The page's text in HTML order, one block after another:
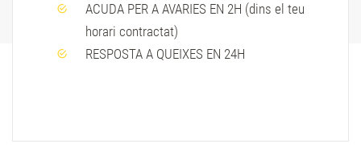
ACUDA PER A AVARIES EN 2H (dins el teu
horari contractat)
RESPOSTA A QUEIXES EN 24H